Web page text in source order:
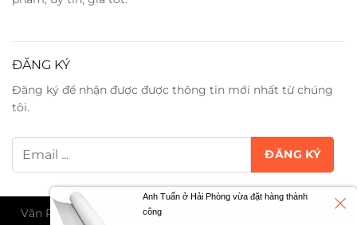
ĐĂNG KÝ
Đăng ký để nhận được được thông tin mới nhất từ chúng
tôi.
Văn Phòng Phẩm Trân Phát ©2026. All Rights Reserved -
Anh Tuấn ở Hải Phòng vừa đặt hàng thành
công